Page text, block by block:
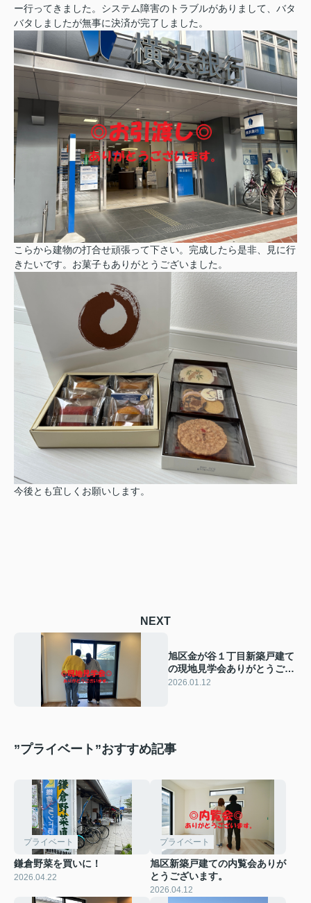
ー行ってきました。システム障害のトラブルがありまして、バタ
バタしましたが無事に決済が完了しました。
こらから建物の打合せ頑張って下さい。完成したら是非、見に行
きたいです。お菓子もありがとうございました。
今後とも宜しくお願いします。
NEXT
旭区金が谷１丁目新築戸建て
の現地見学会ありがとうござ
います。
2026.01.12
”プライベート”おすすめ記事
プライベート
鎌倉野菜を買いに！
2026.04.22
プライベート
旭区新築戸建ての内覧会ありが
とうございます。
2026.04.12